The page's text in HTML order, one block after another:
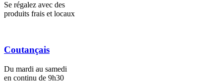
Se régalez avec des
produits frais et locaux
Coutançais
Du mardi au samedi
en continu de 9h30